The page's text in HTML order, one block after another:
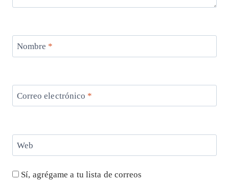
Nombre *
Correo electrónico *
Web
Sí, agrégame a tu lista de correos